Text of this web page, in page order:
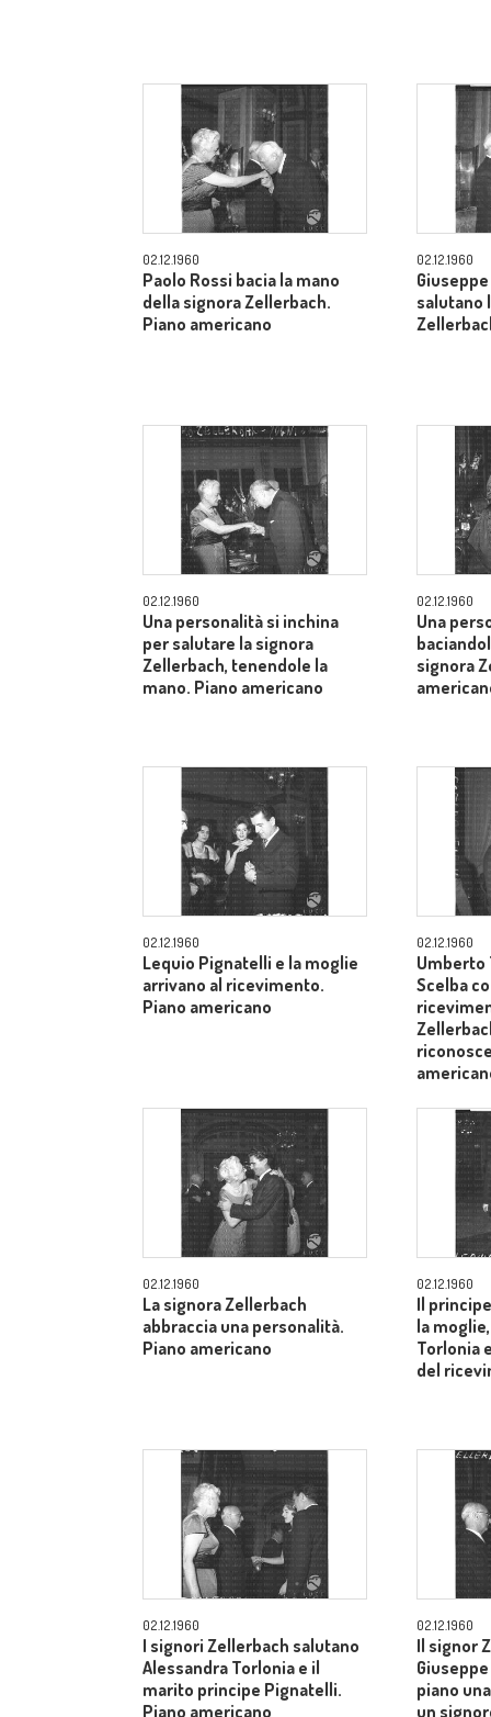
02.12.1960
Paolo Rossi bacia la mano
della signora Zellerbach.
Piano americano
02.12.1960
salutano
02.12.1960
Una personalità si inchina
per salutare la signora
Zellerbach, tenendole la
mano. Piano americano
02.12.1960
Una
signora
02.12.1960
Lequio Pignatelli e la moglie
arrivano al ricevimento.
Piano americano
02.12.1960
Umberto
Scelba
02.12.1960
La signora Zellerbach
abbraccia una personalità.
Piano americano
02.12.1960
Il
la
Torlonia
del
02.12.1960
I signori Zellerbach salutano
Alessandra Torlonia e il
marito principe Pignatelli.
Piano americano
02.12.1960
Il signor
piano
un